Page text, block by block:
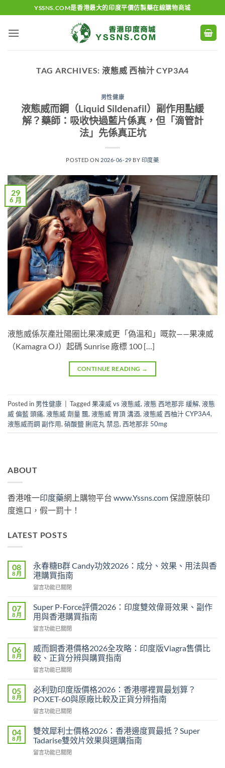
to
content
YSSNS.COM是香港最大的印度平價仿製藥在線購物商城
TAG ARCHIVES: 液態威 西柚汁 CYP3A4
男性健康
液態威而鋼（Liquid Sildenafil）副作用點緩
解？藥師：吸收快過藍片係真，但「滴管計
法」先係真正坑
POSTED ON 2026-06-29 BY 印度藥
29
6 月
液態威係灰產壯陽圈比果凍威更「偽溫和」嘅款——果凍威
（Kamagra OJ）起碼 Sunrise 廠標 100 […]
CONTINUE READING →
Posted in 男性健康 Tagged果凍威 vs 液態威, 液態 西地那非 緩解, 液態
威 偏藍 頭痛, 液態威 劑量 飄, 液態威 胃頂 溝酒, 液態威 西柚汁 CYP3A4,
液態威而鋼 副作用, 硝酸鹽 脷底丸 禁忌, 西地那非 50mg
ABOUT
香港唯一印度藥網上購物平台 www.Yssns.com保證原裝印
度進口，假一罰十！
LATEST POSTS
08
8 月
永春糖B群 Candy功效2026：成分、效果、用法與香
港購買指南
在
春
糖
B
群
功
效
2026：
成
效
果、
法
香
港
購
留言功能已關閉
07
8 月
Super P-Force評價2026：印度雙效偉哥效果、副作
用與香港購買指南
在
P-
Force
評
價
印
度
效
哥
效
副
留言功能已關閉
06
8 月
威而鋼香港價格2026全攻略：印度版Viagra售價比
較、正貨分辨與購買指南
在
而
鋼
香
港
格
2026
攻
留言功能已關閉
05
8 月
必利勁印度版價格2026：香港哪裡買最划算？
POXET-60與原廠比較及正貨分辨指南
在
利
勁
印
度
留言功能已關閉
04
8 月
雙效犀利士價格2026：香港邊度買最抵？Super
Tadarise雙效片效果與選購指南
在
留言功能已關閉